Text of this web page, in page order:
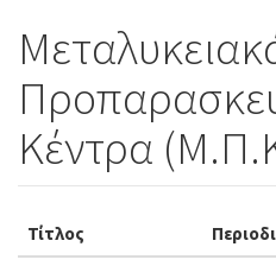
Κέντρα
Τίτλος